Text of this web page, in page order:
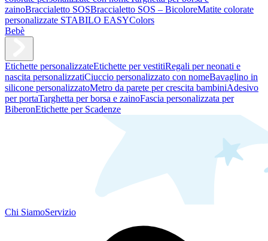
zainoBraccialetto SOSBraccialetto SOS – BicoloreMatite colorate
personalizzate STABILO EASYColors
Bebè
Etichette personalizzateEtichette per vestitiRegali per neonati e
nascita personalizzatiCiuccio personalizzato con nomeBavaglino in
silicone personalizzatoMetro da parete per crescita bambiniAdesivo
per portaTarghetta per borsa e zainoFascia personalizzata per
BiberonEtichette per Scadenze
Chi SiamoServizio